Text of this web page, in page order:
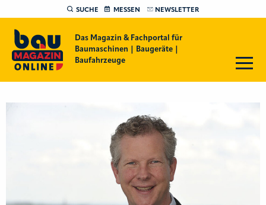
SUCHE MESSEN NEWSLETTER
Das Magazin & Fachportal für
Baumaschinen | Baugeräte |
Baufahrzeuge